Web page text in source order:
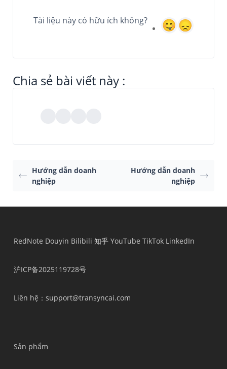
Tài liệu này có hữu ích không?
Chia sẻ bài viết này :
Hướng dẫn doanh
nghiệp
Hướng dẫn doanh
nghiệp
RedNote Douyin Bilibili 知乎 YouTube TikTok LinkedIn
沪ICP备2025119728号
Liên hệ ：support@transyncai.com
Sản phẩm